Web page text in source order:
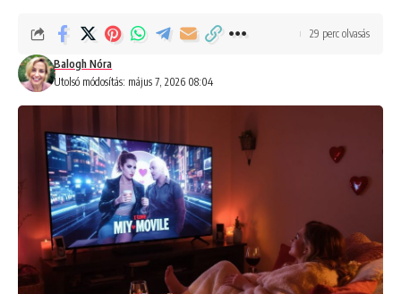
Utolsó módosítás: május 7, 2026 08:04
Balogh Nóra
29 perc olvasás